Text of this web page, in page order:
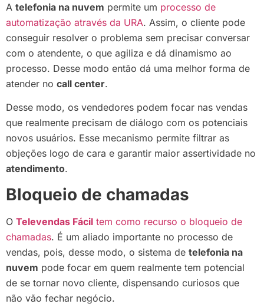
A telefonia na nuvem permite um processo de
automatização através da URA. Assim, o cliente pode
conseguir resolver o problema sem precisar conversar
com o atendente, o que agiliza e dá dinamismo ao
processo. Desse modo então dá uma melhor forma de
atender no call center.
Desse modo, os vendedores podem focar nas vendas
que realmente precisam de diálogo com os potenciais
novos usuários. Esse mecanismo permite filtrar as
objeções logo de cara e garantir maior assertividade no
atendimento.
Bloqueio de chamadas
O Televendas Fácil tem como recurso o bloqueio de
chamadas. É um aliado importante no processo de
vendas, pois, desse modo, o sistema de telefonia na
nuvem pode focar em quem realmente tem potencial
de se tornar novo cliente, dispensando curiosos que
não vão fechar negócio.